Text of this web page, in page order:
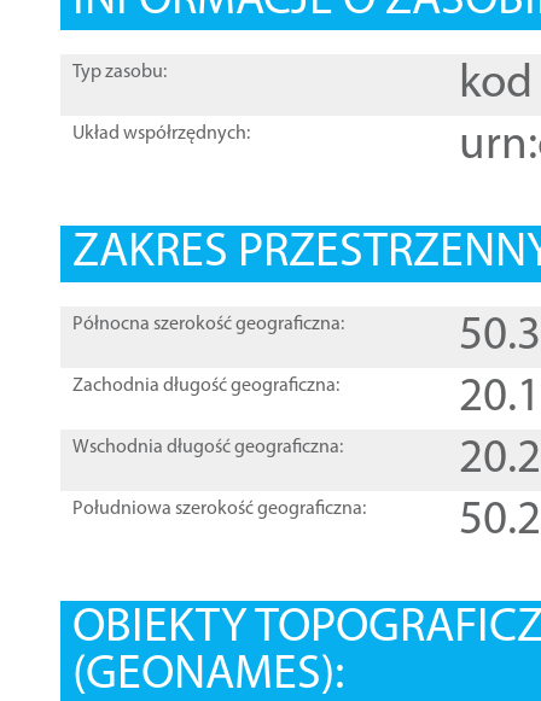
Typ zasobu: kod
Układ współrzędnych:
ZAKRES
Północna szerokość geograficzna:
Zachodnia długość geograficzna:
Wschodnia długość geograficzna:
Południowa szerokość geograficzna:
OBIEKTY
(GEONAMES):